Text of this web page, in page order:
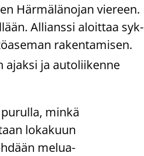
Här­mä­lä­no­jan vie­reen.
Al­lians­si aloit­taa syk­
ra­ken­ta­mi­sen.
ajak­si ja au­to­lii­ken­ne
minkä
lo­ka­kuun
me­lua­